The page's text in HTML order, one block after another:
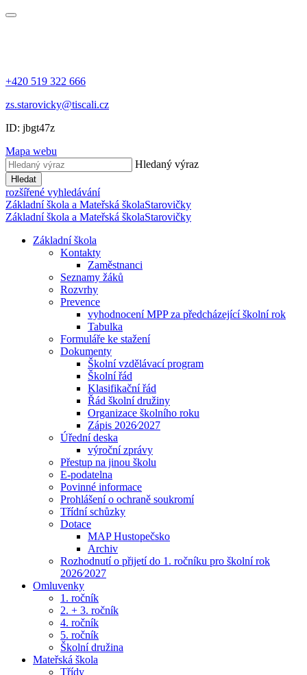
+420 519 322 666
zs.starovicky@tiscali.cz
ID: jbgt47z
Mapa webu
Hledaný výraz
Hledat
rozšířené vyhledávání
Základní škola a Mateřská školaStarovičky
Základní škola a Mateřská školaStarovičky
Základní škola
Kontakty
Zaměstnanci
Seznamy žáků
Rozvrhy
Prevence
vyhodnocení MPP za předcházející školní rok
Tabulka
Formuláře ke stažení
Dokumenty
Školní vzdělávací program
Školní řád
Klasifikační řád
Řád školní družiny
Organizace školního roku
Zápis 2026⁄2027
Úřední deska
výroční zprávy
Přestup na jinou školu
E-podatelna
Povinné informace
Prohlášení o ochraně soukromí
Třídní schůzky
Dotace
MAP Hustopečsko
Archiv
Rozhodnutí o přijetí do 1. ročníku pro školní rok
2026⁄2027
Omluvenky
1. ročník
2. + 3. ročník
4. ročník
5. ročník
Školní družina
Mateřská škola
Třídy